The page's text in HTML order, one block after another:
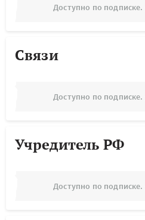
Доступно по подписке.
Связи
Доступно по подписке.
Учредитель РФ
Доступно по подписке.